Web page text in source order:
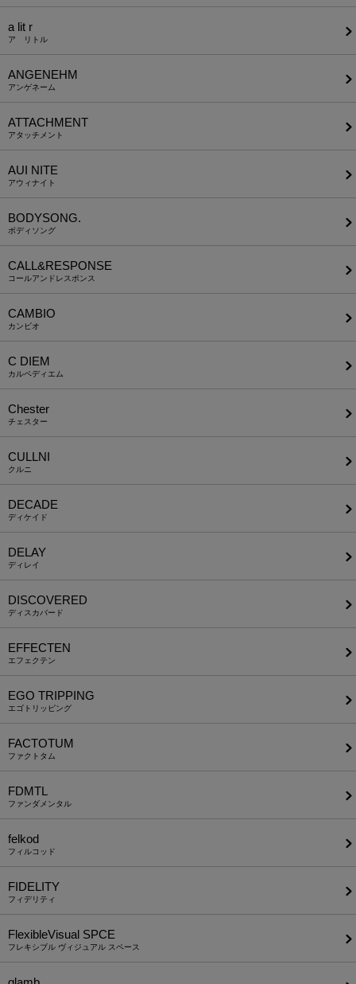
a lit r
ア リトル
ANGENEHM
アンゲネーム
ATTACHMENT
アタッチメント
AUI NITE
アウィナイト
BODYSONG.
ボディソング
CALL&RESPONSE
コールアンドレスポンス
CAMBIO
カンビオ
C DIEM
カルペディエム
Chester
チェスター
CULLNI
クルニ
DECADE
ディケイド
DELAY
ディレイ
DISCOVERED
ディスカバード
EFFECTEN
エフェクテン
EGO TRIPPING
エゴトリッピング
FACTOTUM
ファクトタム
FDMTL
ファンダメンタル
felkod
フィルコッド
FIDELITY
フィデリティ
FlexibleVisual SPCE
フレキシブル ヴィジュアル スペース